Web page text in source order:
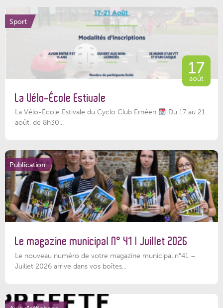
Sport
17
août
La Vélo-École Estivale
La Vélo-École Estivale du Cyclo Club Ernéen
Du 17 au 21
août, de 8h30...
Publication
Le magazine municipal N° 41 | Juillet 2026
Le nouveau numéro de votre magazine municipal n°41 –
Juillet 2026 arrive dans vos boîtes...